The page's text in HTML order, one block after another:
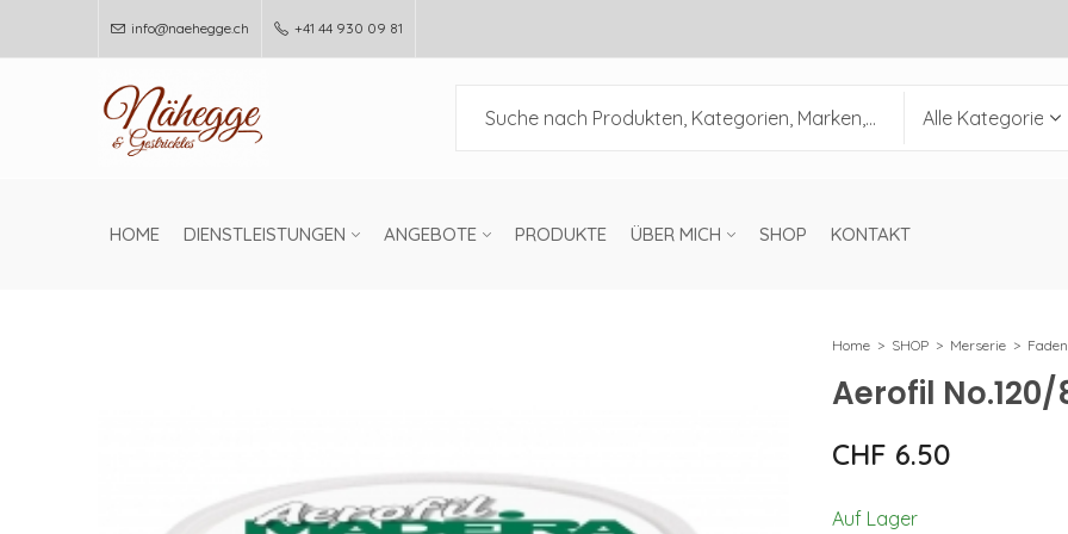
info@naehegge.ch +41 44 930 09 81
HOME DIENSTLEISTUNGEN ANGEBOTE PRODUKTE ÜBER MICH SHOP KONTAKT
Home SHOP Merserie Faden
Aerofil
CHF 6.50
Auf Lager